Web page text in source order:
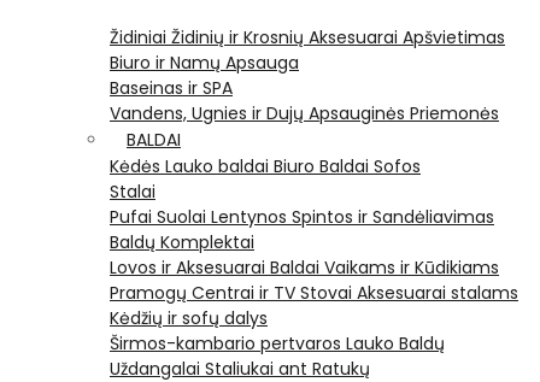
Židiniai Židinių ir Krosnių Aksesuarai Apšvietimas
Biuro ir Namų Apsauga
Baseinas ir SPA
Vandens, Ugnies ir Dujų Apsauginės Priemonės
BALDAI
Kėdės Lauko baldai Biuro Baldai Sofos
Stalai
Pufai Suolai Lentynos Spintos ir Sandėliavimas
Baldų Komplektai
Lovos ir Aksesuarai Baldai Vaikams ir Kūdikiams
Pramogų Centrai ir TV Stovai Aksesuarai stalams
Kėdžių ir sofų dalys
Širmos-kambario pertvaros Lauko Baldų
Uždangalai Staliukai ant Ratukų